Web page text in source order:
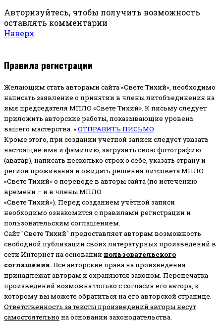
Авторизуйтесь, чтобы получить возможность
оставлять комментарии
Наверх
Правила регистрации
Желающим стать авторами сайта «Свете Тихий», необходимо
написать заявление о принятии в члены литобъединения на
имя председателя МПЛО «Свете Тихий». К письму следует
приложить авторские работы, показывающие уровень
вашего мастерства. »ОТПРАВИТЬ ПИСЬМО
Кроме этого, при создании учетной записи следует указать
настоящие имя и фамилию, загрузить свою фотографию
(аватар), написать несколько строк о себе, указать страну и
регион проживания и ожидать решения литсовета МПЛО
«Свете Тихий» о переводе в авторы сайта (по истечению
времени – и в члены МПЛО
«Свете Тихий»). Перед созданием учётной записи
необходимо ознакомится с правилами регистрации и
пользовательским соглашением.
Сайт "Свете Тихий" предоставляет авторам возможность
свободной публикации своих литературных произведений в
сети Интернет на основании пользовательского
соглашения. Все авторские права на произведения
принадлежат авторам и охраняются законом. Перепечатка
произведений возможна только с согласия его автора, к
которому вы можете обратиться на его авторской странице.
Ответственность за тексты произведений авторы несут
самостоятельно на основании законодательства.